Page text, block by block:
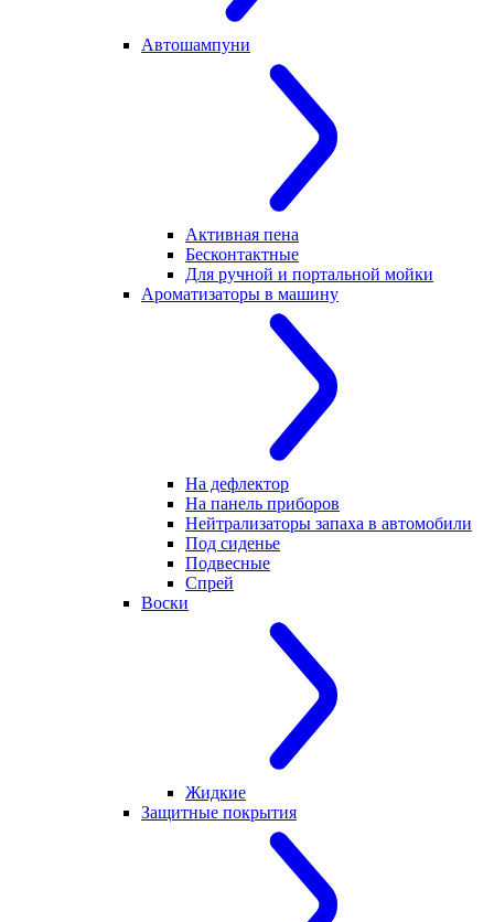
Автошампуни
Активная пена
Бесконтактные
Для ручной и портальной мойки
Ароматизаторы в машину
На дефлектор
На панель приборов
Нейтрализаторы запаха в автомобили
Под сиденье
Подвесные
Спрей
Воски
Жидкие
Защитные покрытия